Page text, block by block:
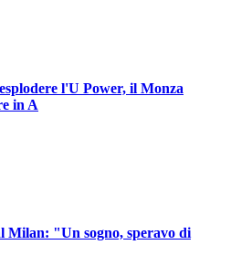
l'U Power, il Monza
in A
Milan: "Un sogno, speravo di